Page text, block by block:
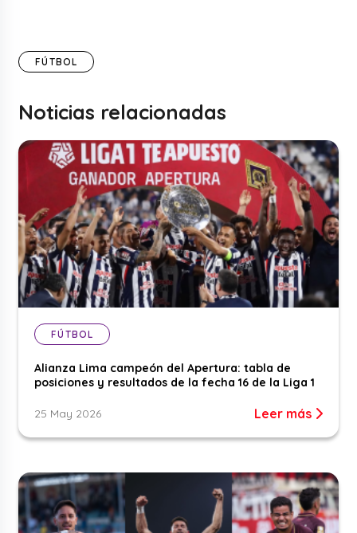
FÚTBOL
Noticias relacionadas
FÚTBOL
Alianza Lima campeón del Apertura: tabla de
posiciones y resultados de la fecha 16 de la Liga 1
25 May 2026 Leer más